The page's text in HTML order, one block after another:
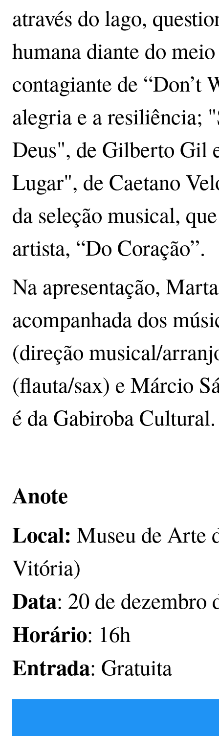
através do lago,
humana diante do
contagiante de “Don’t
alegria e a resiliência;
Deus", de Gilberto Gil
Lugar", de Caetano
da seleção musical,
artista, “Do Coração”.
Na apresentação,
acompanhada dos
(direção musical/
(flauta/sax) e Márcio
é da Gabiroba Cultural.
Anote
Local: Museu de Arte
Vitória)
Data: 20 de dezembro
Horário: 16h
Entrada: Gratuita